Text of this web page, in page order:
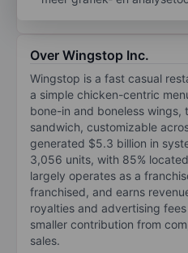
Over Wingstop Inc.
Wingstop is a fast casual
a simple chicken-centric
bone-in and boneless wings,
sandwich, customizable
generated $5.3 billion in
3,056 units, with 85%
largely operates as a
franchised, and earns
royalties and advertising
smaller contribution from
sales.